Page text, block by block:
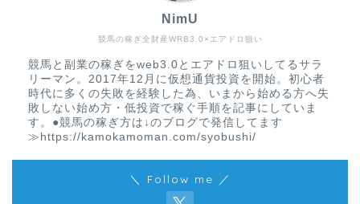
競馬の稼ぎ全財産WRB3.0×エアドロ狙い
NimU
競馬と副業の稼ぎをweb3.0とエアドロ狙いしてるサラ
リーマン。2017年12月に仮想通貨投資を開始。初心者
時代に多くの失敗を経験した為、いまから始める方へ失
敗しない始め方・低投資で稼ぐ手順を記事にしていま
す。●競馬の稼ぎ方は↓のブログで発信してます
≫https://kamokamoman.com/syobushi/
＼ Follow me ／